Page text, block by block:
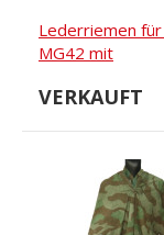
Lederriemen
MG42 mit
VERKAUFT